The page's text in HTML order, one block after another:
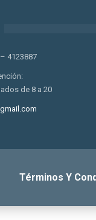
4123887
de 8 a 20
Términos Y